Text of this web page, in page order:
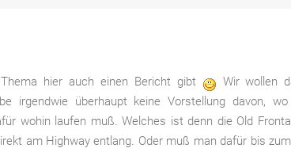
hier auch einen Bericht gibt
Wir wollen
irgendwie überhaupt keine Vorstellung davon,
wohin laufen muß. Welches ist denn die Old
am Highway entlang. Oder muß man dafür bis